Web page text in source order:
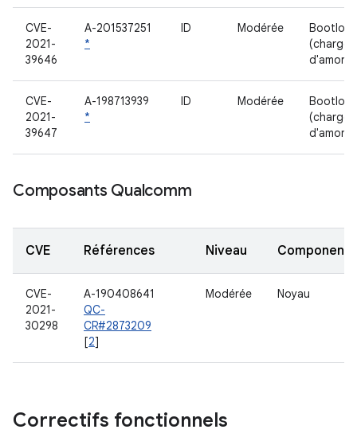
CVE-
2021-
39646
A-201537251
*
ID Modérée
CVE-
2021-
39647
A-198713939
*
ID Modérée
Composants Qualcomm
CVE Références Niveau Component
CVE-
2021-
30298
A-190408641
QC-
CR#2873209
[2]
Modérée Noyau
Correctifs fonctionnels